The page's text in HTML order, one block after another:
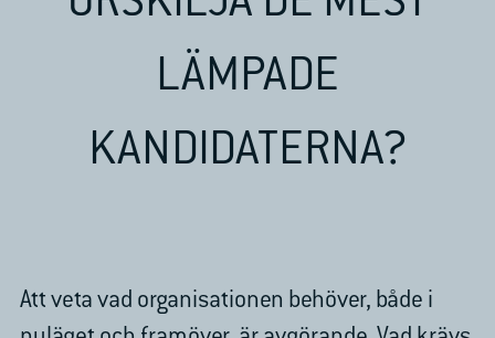
LÄMPADE
KANDIDATERNA?
Att veta vad organisationen behöver, både i